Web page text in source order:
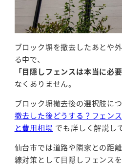
ブロック塀を撤去したあとや
る中で、
「目隠しフェンスは本当に必要
なくありません。
ブロック塀撤去後の選択肢に
撤去した後どうする？フェン
と費用相場 でも詳しく解説し
仙台市では道路や隣家との距
線対策として目隠しフェンス